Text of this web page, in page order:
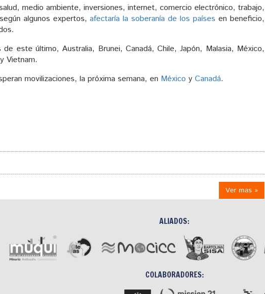
medio ambiente, inversiones, internet, comercio electrónico, trabajo,
algunos expertos,afectaría la soberanía de los países en beneficio,
este último, Australia, Brunei, Canadá, Chile, Japón, Malasia, México,
Vietnam.
movilizaciones, la próxima semana, en México y Canadá.
Ver mas »
ALIADOS:
COLABORADORES: